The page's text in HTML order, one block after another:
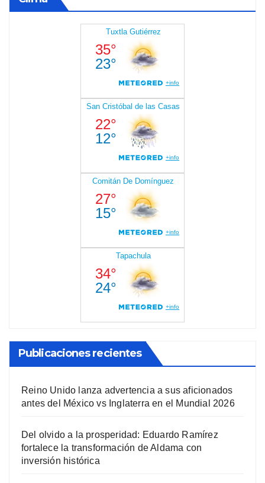
Publicaciones recientes
Reino Unido lanza advertencia a sus aficionados
antes del México vs Inglaterra en el Mundial 2026
Del olvido a la prosperidad: Eduardo Ramírez
fortalece la transformación de Aldama con
inversión histórica